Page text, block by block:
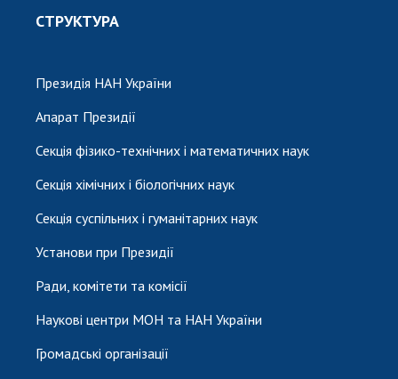
СТРУКТУРА
Президія НАН України
Апарат Президії
Секція фізико-технічних і математичних наук
Секція хімічних і біологічних наук
Секція суспільних і гуманітарних наук
Установи при Президії
Ради, комітети та комісії
Наукові центри МОН та НАН України
Громадські організації